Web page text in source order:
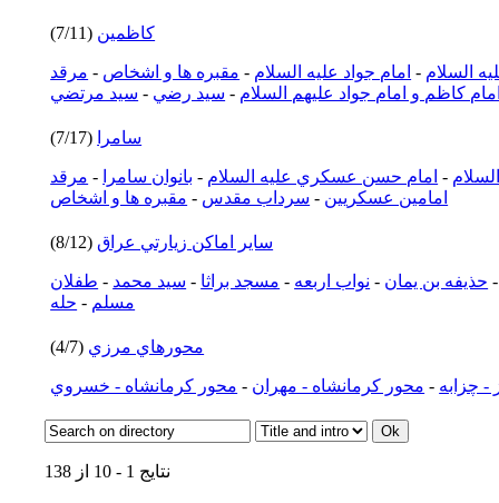
كاظمين (7/11)
السلام - امام جواد عليه السلام - مقبره ها و اشخاص - مرقد
كاظم و امام جواد عليهم السلام - سيد رضي - سيد مرتضي
سامرا (7/17)
- امام حسن عسكري عليه السلام - بانوان سامرا - مرقد
امامين عسكريين - سرداب مقدس - مقبره ها و اشخاص
ساير اماكن زيارتي عراق (8/12)
حذيفه بن يمان - نواب اربعه - مسجد براثا - سيد محمد - طفلان
مسلم - حله
محورهاي مرزي (4/7)
- چزابه - محور كرمانشاه - مهران - محور كرمانشاه - خسروي
نتایج 1 - 10 از 138